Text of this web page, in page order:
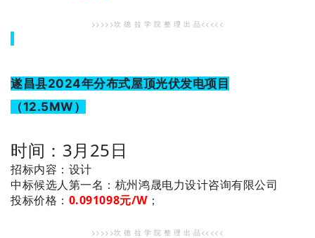
>>>>>坎 德 拉 学 院 整 理 出 品<<<<<
遂昌县2024年分布式屋顶光伏发电项目
（12.5MW）
时间：3月25日
招标内容：设计
中标候选人第一名 ：杭州鸿晟电力设计咨询有限公司
投标价格： 0.091098元/W；
>>>>>坎 德 拉 学 院 整 理 出 品<<<<<